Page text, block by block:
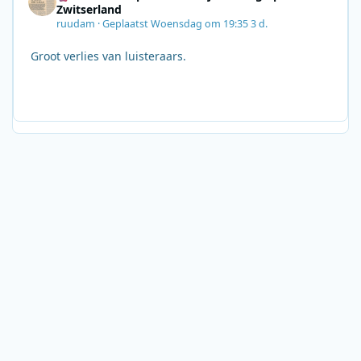
Zwitserland
ruudam ·GeplaatstWoensdag om 19:353 d.
Groot verlies van luisteraars.